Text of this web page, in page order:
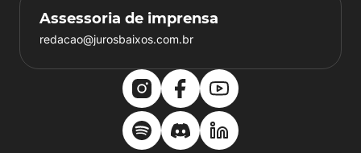
Assessoria de imprensa
redacao@jurosbaixos.com.br